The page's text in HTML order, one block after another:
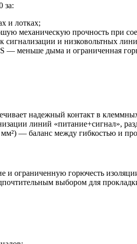
за:
и лотках;
механическую прочность при
сигнализации и низковольтных
меньше дыма и ограниченная
надежный контакт в
линий «питание+сигнал»,
— баланс между гибкостью и
и ограниченную горючесть
выбором для